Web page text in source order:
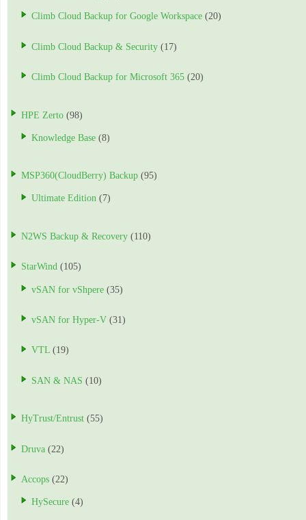
Climb Cloud Backup for Google Workspace (20)
Climb Cloud Backup & Security (17)
Climb Cloud Backup for Microsoft 365 (20)
HPE Zerto (98)
Knowledge Base (8)
MSP360(CloudBerry) Backup (95)
Ultimate Edition (7)
N2WS Backup & Recovery (110)
StarWind (105)
vSAN for vShpere (35)
vSAN for Hyper-V (31)
VTL (19)
SAN & NAS (10)
HyTrust/Entrust (55)
Druva (22)
Accops (22)
HySecure (4)